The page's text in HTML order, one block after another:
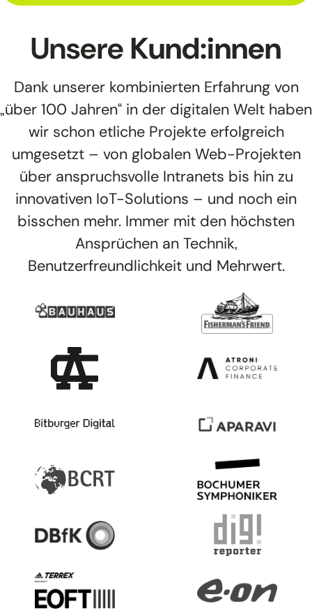
Unsere Kund:innen
Dank unserer kombinierten Erfahrung von
„über 100 Jahren“ in der digitalen Welt haben
wir schon etliche Projekte erfolgreich
umgesetzt – von globalen Web-Projekten
über anspruchsvolle Intranets bis hin zu
innovativen IoT-Solutions – und noch ein
bisschen mehr. Immer mit den höchsten
Ansprüchen an Technik,
Benutzerfreundlichkeit und Mehrwert.